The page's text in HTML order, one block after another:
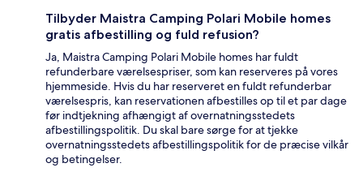
Tilbyder Maistra Camping Polari Mobile homes
gratis afbestilling og fuld refusion?
Ja, Maistra Camping Polari Mobile homes har fuldt
refunderbare værelsespriser, som kan reserveres på vores
hjemmeside. Hvis du har reserveret en fuldt refunderbar
værelsespris, kan reservationen afbestilles op til et par dage
før indtjekning afhængigt af overnatningsstedets
afbestillingspolitik. Du skal bare sørge for at tjekke
overnatningsstedets afbestillingspolitik for de præcise vilkår
og betingelser.